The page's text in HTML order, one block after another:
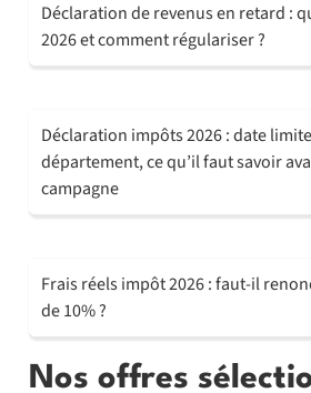
Déclaration de revenus en retard :
2026 et comment régulariser ?
Déclaration impôts 2026 : date
département, ce qu’il faut savoir
campagne
Frais réels impôt 2026 : faut-il
de 10% ?
Nos offres